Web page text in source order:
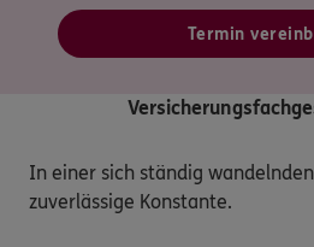
Termin
In einer sich ständig
zuverlässige Konstante.